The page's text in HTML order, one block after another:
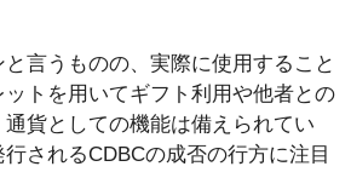
言うものの、実際に使用すること
ットを用いてギフト利用や他者との
貨としての機能は備えられてい
されるCDBCの成否の行方に注目